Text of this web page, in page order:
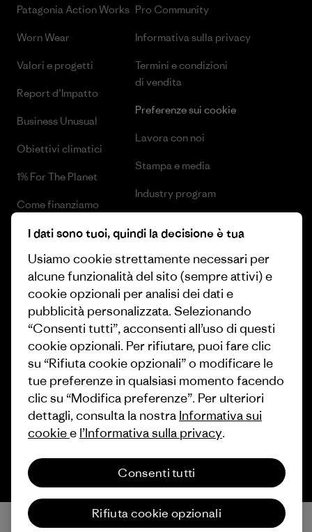
Patagonia Action Works
Worn Wear
Valori e progetti
Report d’Impatto
Business Unusual
Obiettivi climatici
1% For The Planet
Come finanziamo
Buoni regalo
Trova un negozio
Pro Community
Informativa sulla privacy
Termini e condizioni
di vendita
Preferenze sui cookie
Lavora con noi
Stampa e media
Industry program
© 2026 Patagonia, Inc. All Rights Reserved.
italiano
I dati sono tuoi, quindi la decisione è tua
Usiamo cookie strettamente necessari per
alcune funzionalità del sito (sempre attivi) e
cookie opzionali per analisi dei dati e
pubblicità personalizzata. Selezionando
“Consenti tutti”, acconsenti all’uso di questi
cookie opzionali. Per rifiutare, puoi fare clic
su “Rifiuta cookie opzionali” o modificare le
tue preferenze in qualsiasi momento facendo
clic su “Modifica preferenze”. Per ulteriori
dettagli, consulta la nostra Informativa sui
cookiee l’Informativa sulla privacy.
Consenti tutti
Rifiuta cookie opzionali